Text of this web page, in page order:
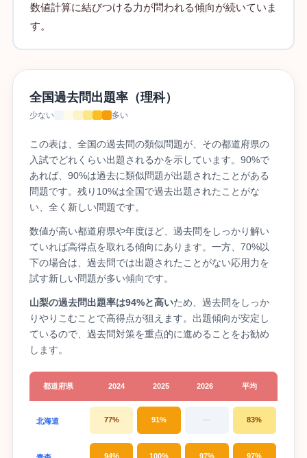
数値計算に結びつける力が問われる傾向が続いていま
す。
全国過去問出題率（理科）
少ない 多い
この表は、全国の過去問の類似問題が、その都道府県の
入試でどれくらい出題されるかを示しています。90%で
あれば、90%は過去に類似問題が出題されたことがある
問題です。残り10%は全国で過去出題されたことがな
い、全く新しい問題です。
数値が高い都道府県や年度ほど、過去問をしっかり解い
ていれば高得点を取れる傾向にあります。一方、70%以
下の場合は、過去問では出題されたことがない応用力を
試す新しい問題が多い傾向です。
山梨の過去問出題率は94%と高いため、過去問をしっか
りやりこむことで高得点が狙えます。出題傾向が安定し
ているので、過去問対策を重点的に進めることをお勧め
します。
都道府県 2024 2025 2026 平均
北海道 77% 91% — 83%
94% 100% 97% 97%